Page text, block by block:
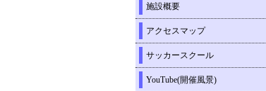
施設概要
アクセスマップ
サッカースクール
YouTube(開催風景)